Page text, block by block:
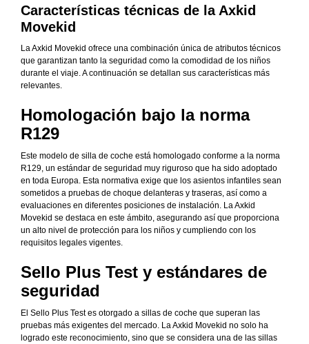
Características técnicas de la Axkid
Movekid
La Axkid Movekid ofrece una combinación única de atributos técnicos
que garantizan tanto la seguridad como la comodidad de los niños
durante el viaje. A continuación se detallan sus características más
relevantes.
Homologación bajo la norma
R129
Este modelo de silla de coche está homologado conforme a la norma
R129, un estándar de seguridad muy riguroso que ha sido adoptado
en toda Europa. Esta normativa exige que los asientos infantiles sean
sometidos a pruebas de choque delanteras y traseras, así como a
evaluaciones en diferentes posiciones de instalación. La Axkid
Movekid se destaca en este ámbito, asegurando así que proporciona
un alto nivel de protección para los niños y cumpliendo con los
requisitos legales vigentes.
Sello Plus Test y estándares de
seguridad
El Sello Plus Test es otorgado a sillas de coche que superan las
pruebas más exigentes del mercado. La Axkid Movekid no solo ha
logrado este reconocimiento, sino que se considera una de las sillas